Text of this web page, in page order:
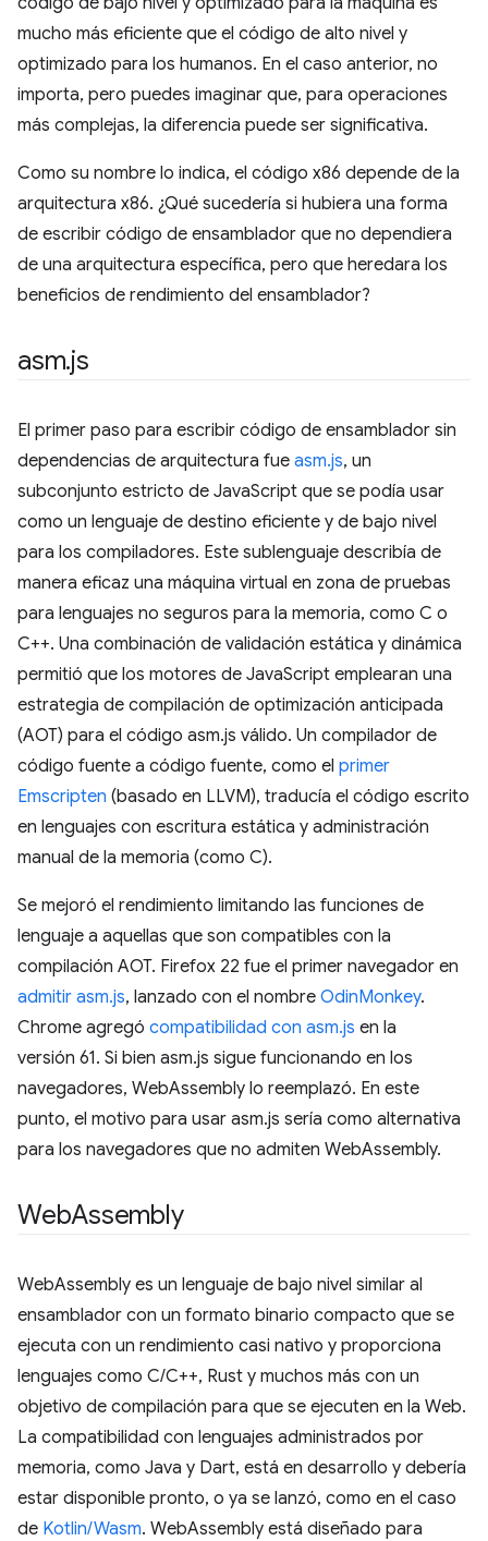
mucho más eficiente que el código de alto nivel y
optimizado para los humanos. En el caso anterior, no
importa, pero puedes imaginar que, para operaciones
más complejas, la diferencia puede ser significativa.
Como su nombre lo indica, el código x86 depende de la
arquitectura x86. ¿Qué sucedería si hubiera una forma
de escribir código de ensamblador que no dependiera
de una arquitectura específica, pero que heredara los
beneficios de rendimiento del ensamblador?
asm.js
El primer paso para escribir código de ensamblador sin
dependencias de arquitectura fue asm.js, un
subconjunto estricto de JavaScript que se podía usar
como un lenguaje de destino eficiente y de bajo nivel
para los compiladores. Este sublenguaje describía de
manera eficaz una máquina virtual en zona de pruebas
para lenguajes no seguros para la memoria, como C o
C++. Una combinación de validación estática y dinámica
permitió que los motores de JavaScript emplearan una
estrategia de compilación de optimización anticipada
(AOT) para el código asm.js válido. Un compilador de
código fuente a código fuente, como el primer
Emscripten (basado en LLVM), traducía el código escrito
en lenguajes con escritura estática y administración
manual de la memoria (como C).
Se mejoró el rendimiento limitando las funciones de
lenguaje a aquellas que son compatibles con la
compilación AOT. Firefox 22 fue el primer navegador en
admitir asm.js, lanzado con el nombre OdinMonkey.
Chrome agregó compatibilidad con asm.js en la
versión 61. Si bien asm.js sigue funcionando en los
navegadores, WebAssembly lo reemplazó. En este
punto, el motivo para usar asm.js sería como alternativa
para los navegadores que no admiten WebAssembly.
WebAssembly
WebAssembly es un lenguaje de bajo nivel similar al
ensamblador con un formato binario compacto que se
ejecuta con un rendimiento casi nativo y proporciona
lenguajes como C/C++, Rust y muchos más con un
objetivo de compilación para que se ejecuten en la Web.
La compatibilidad con lenguajes administrados por
memoria, como Java y Dart, está en desarrollo y debería
estar disponible pronto, o ya se lanzó, como en el caso
de Kotlin/Wasm. WebAssembly está diseñado para